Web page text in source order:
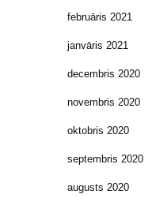
februāris 2021
janvāris 2021
decembris 2020
novembris 2020
oktobris 2020
septembris 2020
augusts 2020